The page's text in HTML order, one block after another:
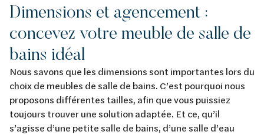
Dimensions et agencement :
concevez votre meuble de salle de
bains idéal
Nous savons que les dimensions sont importantes lors du
choix de meubles de salle de bains. C’est pourquoi nous
proposons différentes tailles, afin que vous puissiez
toujours trouver une solution adaptée. Et ce, qu’il
s’agisse d’une petite salle de bains, d’une salle d’eau